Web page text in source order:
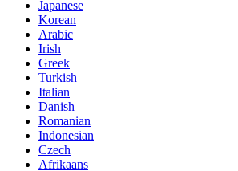
Japanese
Korean
Arabic
Irish
Greek
Turkish
Italian
Danish
Romanian
Indonesian
Czech
Afrikaans